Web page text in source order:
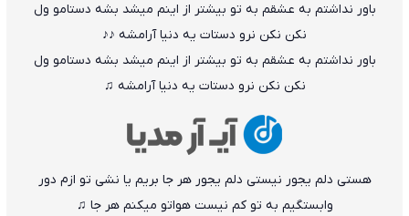
ﺑﺎور ﻧﺪاﺷﺘﻢ ﺑﻪ ﻋﺸﻘﻢ ﺑﻪ ﺗﻮ ﺑﻴﺸﺘﺮ از اﻳﻨﻢ ﻣﻴﺸﺪ ﺑﺸﻪ دﺳﺘﺎﻣﻮ ول
ﻧﻜﻦ ﻧﻜﻦ ﻧﺮو دﺳﺘﺎت ﻳﻪ دﻧﻴﺎ آراﻣﺸﻪ ♪♪
ﺑﺎور ﻧﺪاﺷﺘﻢ ﺑﻪ ﻋﺸﻘﻢ ﺑﻪ ﺗﻮ ﺑﻴﺸﺘﺮ از اﻳﻨﻢ ﻣﻴﺸﺪ ﺑﺸﻪ دﺳﺘﺎﻣﻮ ول
ﻧﻜﻦ ﻧﻜﻦ ﻧﺮو دﺳﺘﺎت ﻳﻪ دﻧﻴﺎ آراﻣﺸﻪ ♫
ﻫﺴﺘﻰ دﻟﻢ ﻳﺠﻮر ﻧﻴﺴﺘﻰ دﻟﻢ ﻳﺠﻮر ﻫﺮ ﺟﺎ ﺑﺮﻳﻢ ﻳﺎ ﻧﺸﻰ ﺗﻮ ازم دور
واﺑﺴﺘﮕﻴﻢ ﺑﻪ ﺗﻮ ﻛﻢ ﻧﻴﺴﺖ ﻫﻮاﺗﻮ ﻣﻴﻜﻨﻢ ﻫﺮ ﺟﺎ ♫